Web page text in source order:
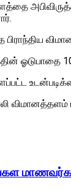
ஓடுபாதை
விமானத்தளம்